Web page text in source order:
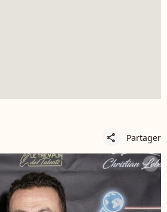
share Partager